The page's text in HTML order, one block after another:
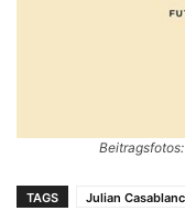
TAGS Julian